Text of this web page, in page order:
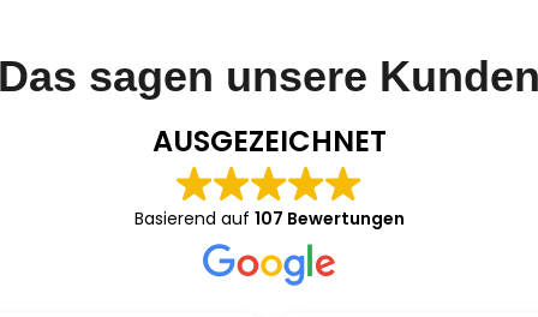
sagen unsere
AUSGEZEICHNET
Basierend auf 107 Bewertungen